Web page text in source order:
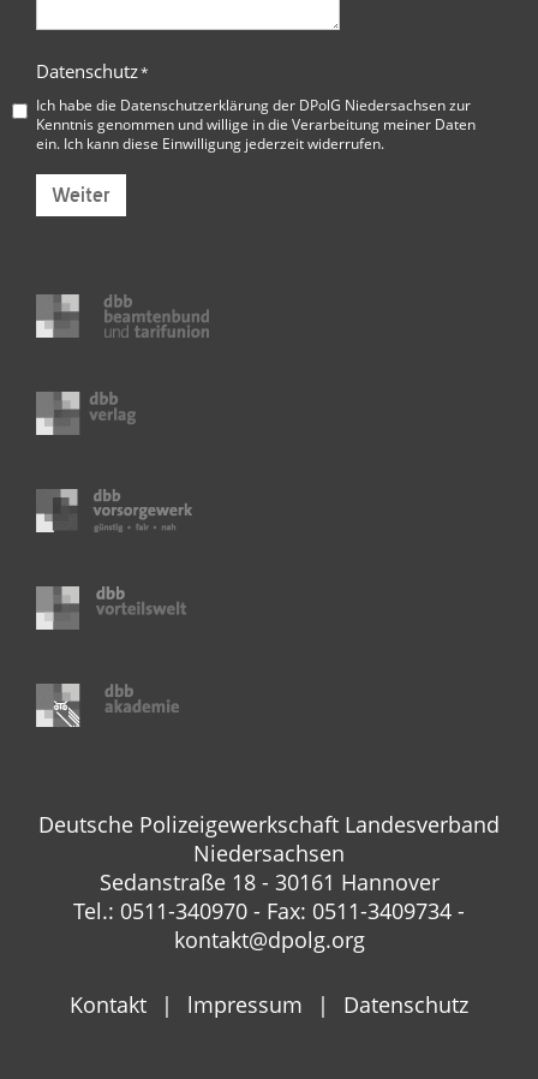
Datenschutz*
Ich habe die Datenschutzerklärung der DPolG Niedersachsenzur
Kenntnis genommen und willige in die Verarbeitung meiner Daten
ein. Ich kann diese Einwilligung jederzeit widerrufen.
Weiter
Deutsche Polizeigewerkschaft Landesverband
Niedersachsen
Sedanstraße 18 - 30161 Hannover
Tel.: 0511-340970 - Fax: 0511-3409734 -
kontakt@dpolg.org
Kontakt lmpressum Datenschutz